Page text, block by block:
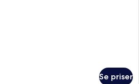
Se priser